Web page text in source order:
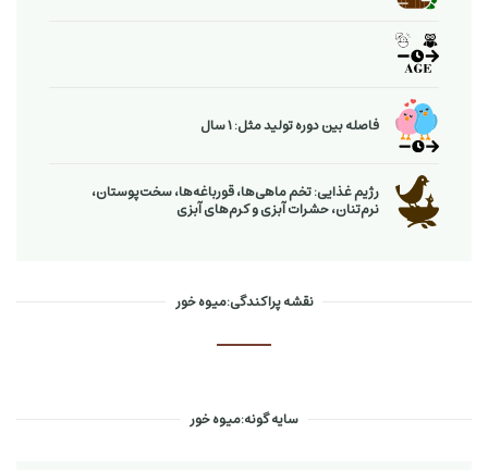
فاصله بین دوره تولید مثل: 1 سال
رژیم غذایی: تخم ماهی‌ها، قورباغه‌ها، سخت‌پوستان،
نرم‌تنان، حشرات آبزی و كرم‌های آبزی
نقشه پراکندگی:میوه خور
سایه گونه:میوه خور